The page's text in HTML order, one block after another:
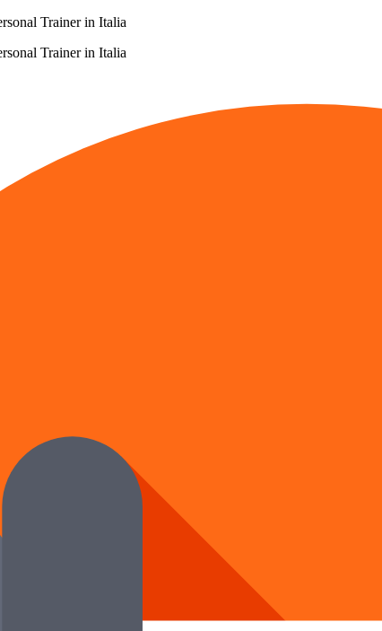
Trainer in Italia
Trainer in Italia